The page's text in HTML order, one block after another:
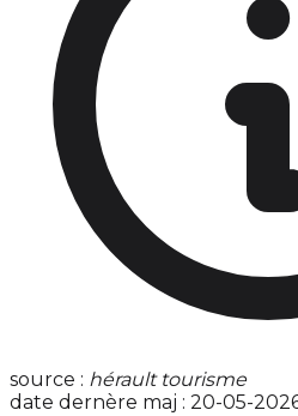
source : hérault tourisme
date dernère maj : 20-05-